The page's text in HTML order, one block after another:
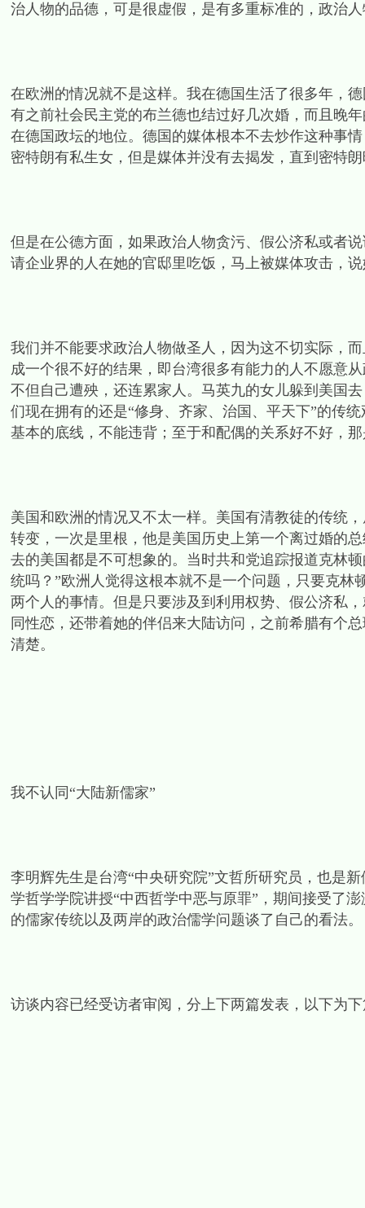
治人物的品德，可是很虚假，是有多重标准的，政治
在欧洲的情况就不是这样。我在德国生活了很多年，
有之前社会民主党的布兰德也结过好几次婚，而且晚
在德国政坛的地位。德国的媒体根本不去炒作这种事
密特朗有私生女，但是媒体并没有去揭发，直到密特
但是在公德方面，如果政治人物贪污、假公济私或者
请企业界的人在她的官邸里吃饭，马上被媒体攻击，
我们并不能要求政治人物做圣人，因为这不切实际，
成一个很不好的结果，即台湾很多有能力的人不愿意
不但自己遭殃，还连累家人。马英九的女儿躲到美国
们现在拥有的还是“修身、齐家、治国、平天下”的传
基本的底线，不能违背；至于和配偶的关系好不好，
美国和欧洲的情况又不太一样。美国有清教徒的传统
转变，一次是里根，他是美国历史上第一个离过婚的
去的美国都是不可想象的。当时共和党追踪报道克林
统吗？”欧洲人觉得这根本就不是一个问题，只要克
两个人的事情。但是只要涉及到利用权势、假公济私
同性恋，还带着她的伴侣来大陆访问，之前希腊有个
清楚。
我不认同“大陆新儒家”
李明辉先生是台湾“中央研究院”文哲所研究员，也是
学哲学学院讲授“中西哲学中恶与原罪”，期间接受了
的儒家传统以及两岸的政治儒学问题谈了自己的看法。
访谈内容已经受访者审阅，分上下两篇发表，以下为